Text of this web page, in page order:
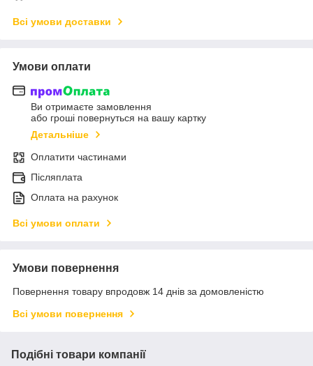
Всі умови доставки
Умови оплати
Ви отримаєте замовлення
або гроші повернуться на вашу картку
Детальніше
Оплатити частинами
Післяплата
Оплата на рахунок
Всі умови оплати
Умови повернення
Повернення товару впродовж 14 днів за домовленістю
Всі умови повернення
Подібні товари компанії